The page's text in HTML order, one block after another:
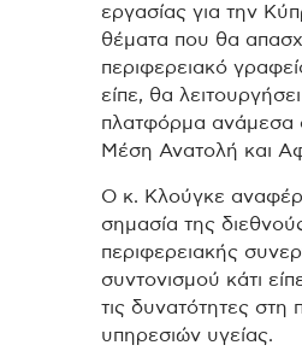
εργασίας για την
θέματα που θα
περιφερειακό
είπε, θα
πλατφόρμα ανάμεσα
Μέση Ανατολή και
Ο κ. Κλούγκε
σημασία της
περιφερειακής
συντονισμού κάτι
τις δυνατότητες στη
υπηρεσιών υγείας.